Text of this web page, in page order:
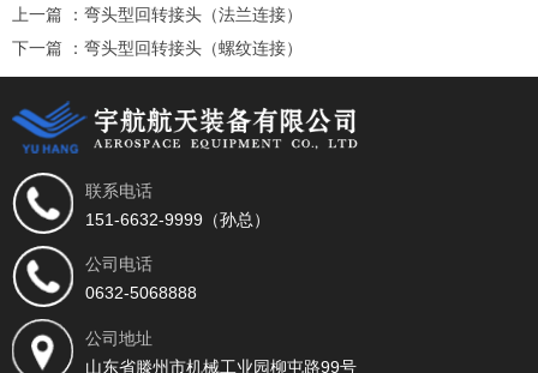
上一篇 ： 弯头型回转接头（法兰连接）
下一篇 ： 弯头型回转接头（螺纹连接）
相关推荐
联系电话
151-6632-9999（孙总）
公司电话
0632-5068888
公司地址
山东省滕州市机械工业园柳屯路99号